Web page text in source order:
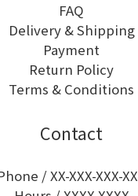
FAQ
Delivery & Shipping
Payment
Return Policy
Terms & Conditions
Contact
/ XX-XXX-XXX-